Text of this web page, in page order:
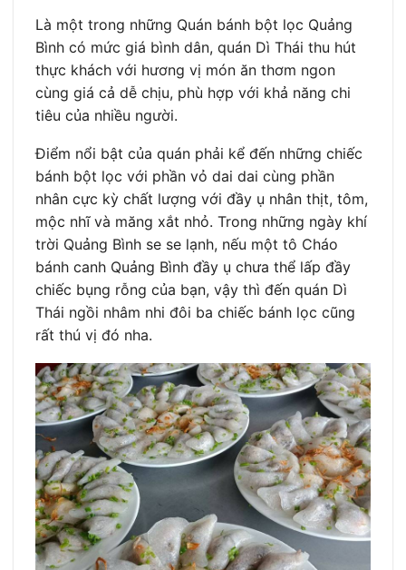
Là một trong những Quán bánh bột lọc Quảng
Bình có mức giá bình dân, quán Dì Thái thu hút
thực khách với hương vị món ăn thơm ngon
cùng giá cả dễ chịu, phù hợp với khả năng chi
tiêu của nhiều người.
Điểm nổi bật của quán phải kể đến những chiếc
bánh bột lọc với phần vỏ dai dai cùng phần
nhân cực kỳ chất lượng với đầy ụ nhân thịt, tôm,
mộc nhĩ và măng xắt nhỏ. Trong những ngày khí
trời Quảng Bình se se lạnh, nếu một tô Cháo
bánh canh Quảng Bình đầy ụ chưa thể lấp đầy
chiếc bụng rỗng của bạn, vậy thì đến quán Dì
Thái ngồi nhâm nhi đôi ba chiếc bánh lọc cũng
rất thú vị đó nha.